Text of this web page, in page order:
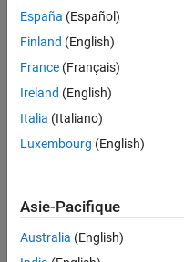
España (Español)
Finland (English)
France (Français)
Ireland (English)
Italia (Italiano)
Luxembourg (English)
Asie-Pacifique
Australia (English)